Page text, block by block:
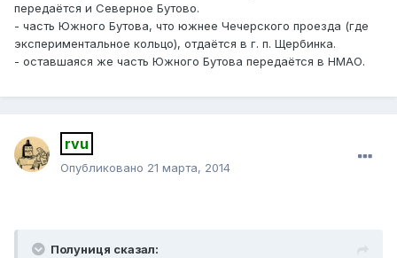
передаётся и Северное Бутово.
- часть Южного Бутова, что южнее Чечерского проезда (где
экспериментальное кольцо), отдаётся в г. п. Щербинка.
- оставшаяся же часть Южного Бутова передаётся в НМАО.
rvu
Опубликовано 21 марта, 2014
Полуниця сказал: